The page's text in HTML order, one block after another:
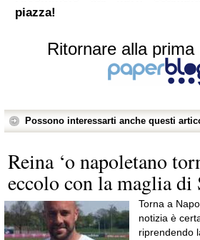
piazza!
Ritornare alla prima
Possono interessarti anche questi
Reina ‘o napoletano
eccolo con la maglia di
Torna a
notizia è
riprendendo